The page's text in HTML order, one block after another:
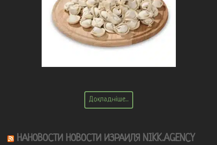
Докладніше...
НАНОВОСТИ НОВОСТИ ИЗРАИЛЯ NIKK.AGENCY